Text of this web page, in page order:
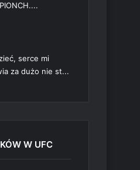
serce mi
za dużo nie st...
W UFC